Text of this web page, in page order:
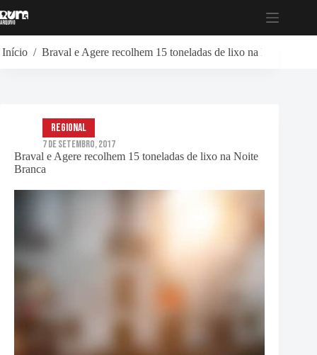
para
Início / Braval e Agere recolhem 15 toneladas de lixo na Noite
Braval e Agere recolhem 15 toneladas de lixo na Noite
Branca
Regional
7 de Setembro, 2017